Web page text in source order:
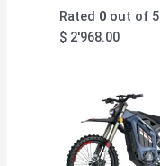
Rated 0 out of 5
$ 2'968.00